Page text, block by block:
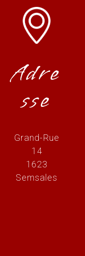
Adre
sse
Grand-Rue
14
1623
Semsales